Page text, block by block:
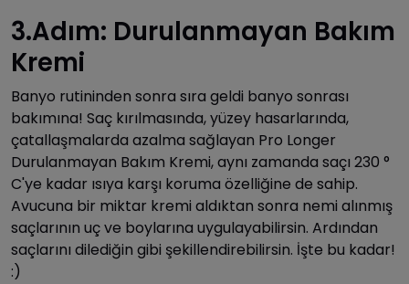
3.Adım: Durulanmayan Bakım
Kremi
Banyo rutininden sonra sıra geldi banyo sonrası
bakımına! Saç kırılmasında, yüzey hasarlarında,
çatallaşmalarda azalma sağlayan Pro Longer
Durulanmayan Bakım Kremi, aynı zamanda saçı 230 °
C'ye kadar ısıya karşı koruma özelliğine de sahip.
Avucuna bir miktar kremi aldıktan sonra nemi alınmış
saçlarının uç ve boylarına uygulayabilirsin. Ardından
saçlarını dilediğin gibi şekillendirebilirsin. İşte bu kadar!
:)